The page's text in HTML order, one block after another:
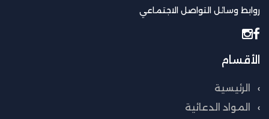
روابط وسائل التواصل الاجتماعي
الأقسام
الرئيسية
المواد الدعائية